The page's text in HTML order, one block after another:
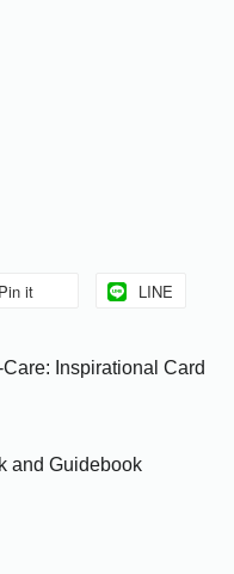
Pin it LINE
Inspirational Card
and Guidebook